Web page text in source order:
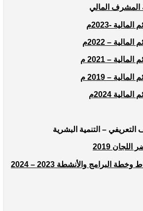
المشرف المالي
المالية -2023م
المالية – 2022م
المالية – 2021 م
المالية – 2019 م
2024م
التعريفي – التنمية البشرية
2019
البرامج والأنشطة 2023 – 2024